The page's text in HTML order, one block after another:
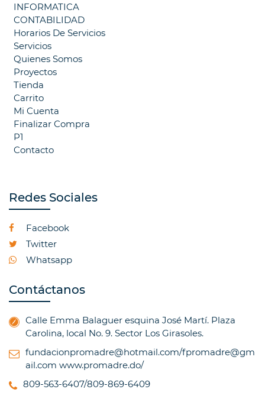
INFORMATICA
CONTABILIDAD
Horarios De Servicios
Servicios
Quienes Somos
Proyectos
Tienda
Carrito
Mi Cuenta
Finalizar Compra
P1
Contacto
Redes Sociales
Facebook
Twitter
Whatsapp
Contáctanos
Calle Emma Balaguer esquina José Martí. Plaza
Carolina, local No. 9. Sector Los Girasoles.
fundacionpromadre@hotmail.com/fpromadre@gm
ail.com www.promadre.do/
809-563-6407/809-869-6409